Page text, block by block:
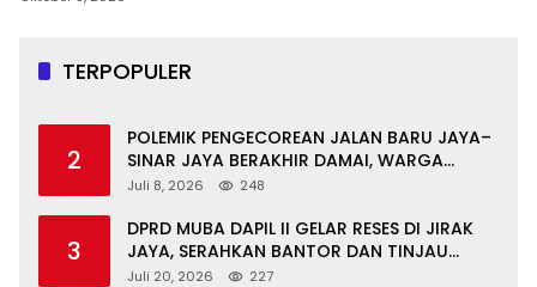
TERPOPULER
2
POLEMIK PENGECOREAN JALAN BARU JAYA–
SINAR JAYA BERAKHIR DAMAI, WARGA
APRESIASI PERAN FORKOPIMCAM DAN DPRD
Juli 8, 2026 248
3
DPRD MUBA DAPIL II GELAR RESES DI JIRAK
JAYA, SERAHKAN BANTOR DAN TINJAU
JALAN RUSAK SERTA TPS 3R
Juli 20, 2026 227